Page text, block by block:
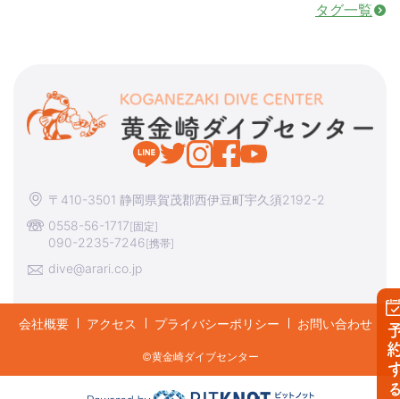
予
タグ一覧
〒410-3501 静岡県賀茂郡西伊豆町宇久須2192-2
0558-56-1717[固定]
090-2235-7246[携帯]
dive@arari.co.jp
会社概要 アクセス プライバシーポリシー お問い合わせ
©︎黄金崎ダイブセンター